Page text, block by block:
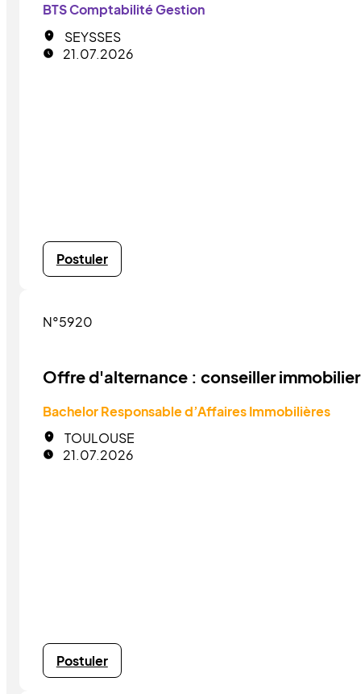
BTS Comptabilité Gestion
SEYSSES
21.07.2026
Postuler
N°5920
Offre d'alternance : conseiller
Bachelor Responsable d’Affaires Immobilières
TOULOUSE
21.07.2026
Postuler